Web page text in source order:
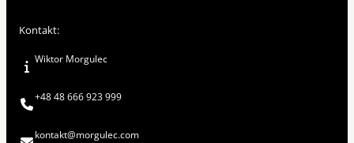
Kontakt:
Wiktor Morgulec
+48 48 666 923 999
kontakt@morgulec.com